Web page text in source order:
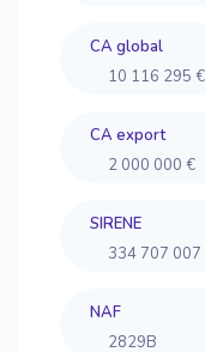
CA global
10 116 295 €
CA export
2 000 000 €
SIRENE
334 707 007
NAF
2829B